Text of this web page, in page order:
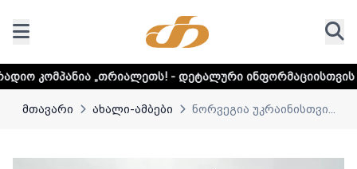
- დეტალური ინფორმაციისთვის დააკლიკეთ
მთავარი ახალი-ამბები ნორვეგია უკრაინისთვი...